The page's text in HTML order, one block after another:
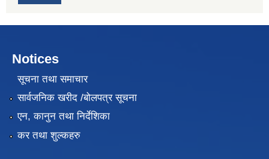
Notices
सूचना तथा समाचार
सार्वजनिक खरीद /बोलपत्र सूचना
एन, कानुन तथा निर्देशिका
कर तथा शुल्कहरु